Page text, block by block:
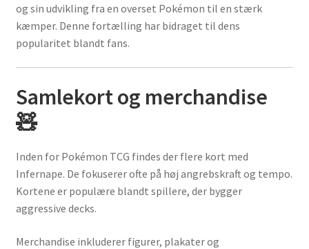
og sin udvikling fra en overset Pokémon til en stærk
kæmper. Denne fortælling har bidraget til dens
popularitet blandt fans.
Samlekort og merchandise
🧸
Inden for Pokémon TCG findes der flere kort med
Infernape. De fokuserer ofte på høj angrebskraft og tempo.
Kortene er populære blandt spillere, der bygger
aggressive decks.
Merchandise inkluderer figurer, plakater og